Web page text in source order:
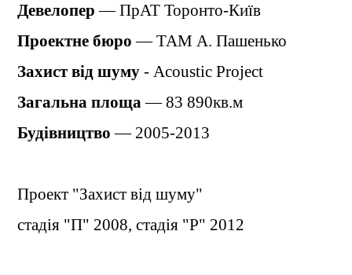
Девелопер — ПрАТ Торонто-Київ
Проектне бюро—ТАМ А. Пашенько
Захист від шуму - Acoustic Project
Загальна площа — 83 890кв.м
Будівництво — 2005-2013
Проект "Захист від шуму"
стадія "П" 2008, стадія "Р" 2012